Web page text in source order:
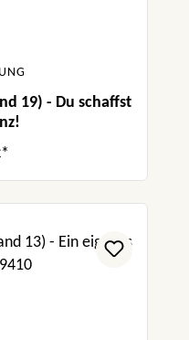
19) - Du schaffst